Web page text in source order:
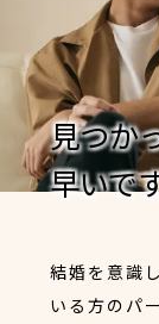
見つか
早いで
結婚を意識
いる方のパ